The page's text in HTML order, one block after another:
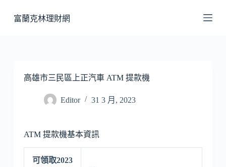
至
富蘭克林理財網
高雄市三民區上正汽車 ATM 提款機
Editor 31 3 月, 2023
ATM 提款機基本資訊
可領取2023